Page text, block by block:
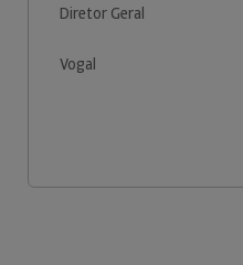
Diretor Geral
Vogal